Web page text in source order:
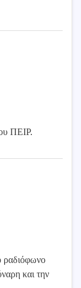
ΠΕΙΡ.
ραδιόφωνο
και την